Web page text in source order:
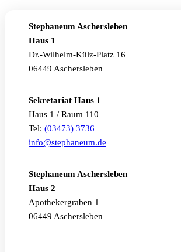
Stephaneum Aschersleben
Haus 1
Dr.-Wilhelm-Külz-Platz 16
06449 Aschersleben
Sekretariat Haus 1
Haus 1 / Raum 110
Tel: (03473) 3736
info@stephaneum.de
Stephaneum Aschersleben
Haus 2
Apothekergraben 1
06449 Aschersleben